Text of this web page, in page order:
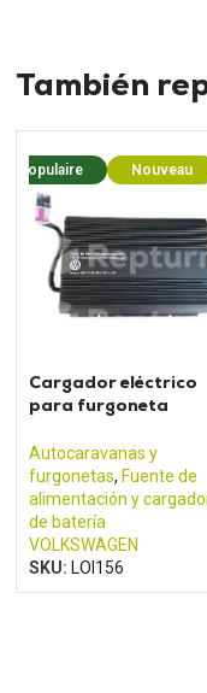
También
Populaire Nouveau
Cargador eléctrico
para furgoneta
Autocaravanas y
furgonetas, Fuente de
alimentación y
de batería
VOLKSWAGEN
SKU: LOI156